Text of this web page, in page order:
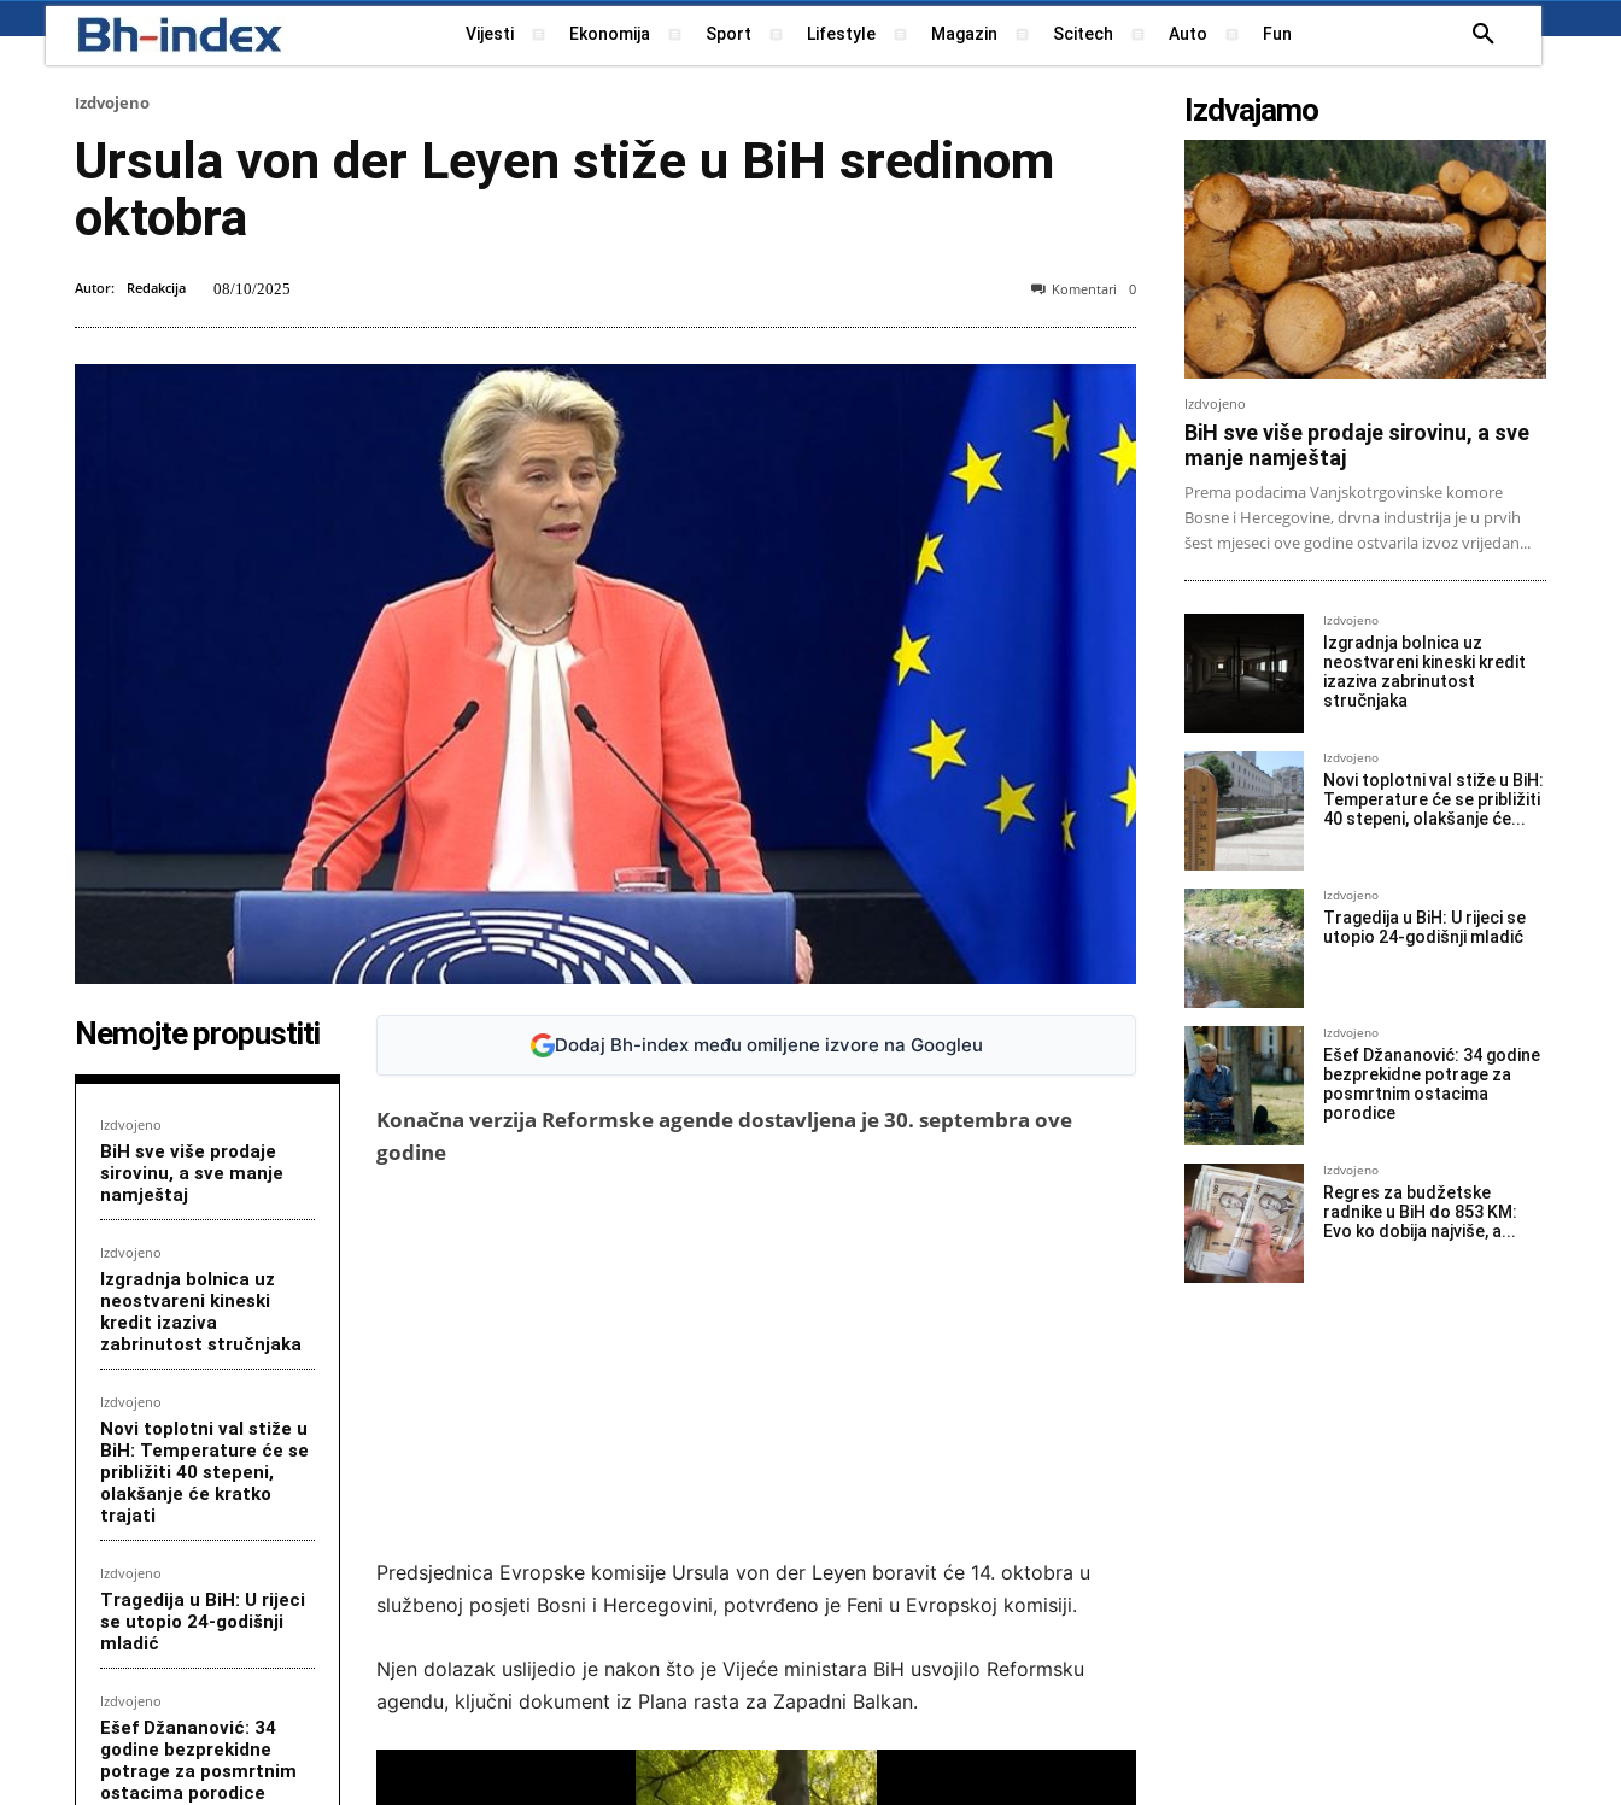
Vijesti Ekonomija Sport Lifestyle Magazin Scitech Auto Fun
Izdvojeno
Ursula von der Leyen stiže u BiH sredinom
oktobra
Autor: Redakcija 08/10/2025 Komentari 0
Nemojte propustiti
Izdvojeno
BiH sve više prodaje
sirovinu, a sve manje
namještaj
Izdvojeno
Izgradnja bolnica uz
neostvareni kineski
kredit izaziva
zabrinutost stručnjaka
Izdvojeno
Novi toplotni val stiže u
BiH: Temperature će se
približiti 40 stepeni,
olakšanje će kratko
trajati
Izdvojeno
Tragedija u BiH: U rijeci
se utopio 24-godišnji
mladić
Izdvojeno
Ešef Džananović: 34
godine bezprekidne
potrage za posmrtnim
ostacima porodice
Dodaj Bh-index među omiljene izvore na Googleu
Konačna verzija Reformske agende dostavljena je 30. septembra ove
godine
Predsjednica Evropske komisije Ursula von der Leyen boravit će 14. oktobra u
službenoj posjeti Bosni i Hercegovini, potvrđeno je Feni u Evropskoj komisiji.
Njen dolazak uslijedio je nakon što je Vijeće ministara BiH usvojilo Reformsku
agendu, ključni dokument iz Plana rasta za Zapadni Balkan.
Izdvajamo
Izdvojeno
BiH sve više prodaje sirovinu, a sve
manje namještaj
Prema podacima Vanjskotrgovinske komore
Bosne i Hercegovine, drvna industrija je u prvih
šest mjeseci ove godine ostvarila izvoz vrijedan...
Izdvojeno
Izgradnja bolnica uz
neostvareni kineski kredit
izaziva zabrinutost
stručnjaka
Izdvojeno
Novi toplotni val stiže u BiH:
Temperature će se približiti
40 stepeni, olakšanje će...
Izdvojeno
Tragedija u BiH: U rijeci se
utopio 24-godišnji mladić
Izdvojeno
Ešef Džananović: 34 godine
bezprekidne potrage za
posmrtnim ostacima
porodice
Izdvojeno
Regres za budžetske
radnike u BiH do 853 KM:
Evo ko dobija najviše, a...